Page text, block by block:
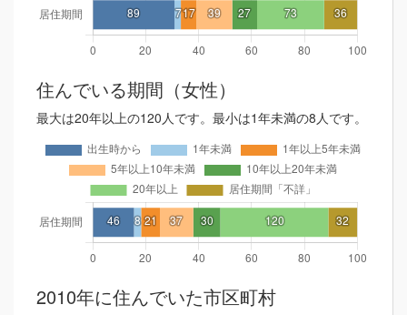
住んでいる期間（女性）
最大は20年以上の120人です。最小は1年未満の8人です。
2010年に住んでいた市区町村